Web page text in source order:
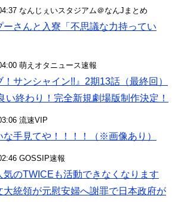
なんじぇいスタジアム＠なんJまとめ
ーさんと入寮「不思議な力持ってい
萌えオタニュース速報
！サンシャイン!!』2期13話（最終回）
い終わり！完全新規劇場版制作決定！
流速VIP
な手見てや！！！！（※画像あり）
GOSSIP速報
気のTWICEも活動できなくなります
大統領が元慰安婦へ謝罪で日本政府が